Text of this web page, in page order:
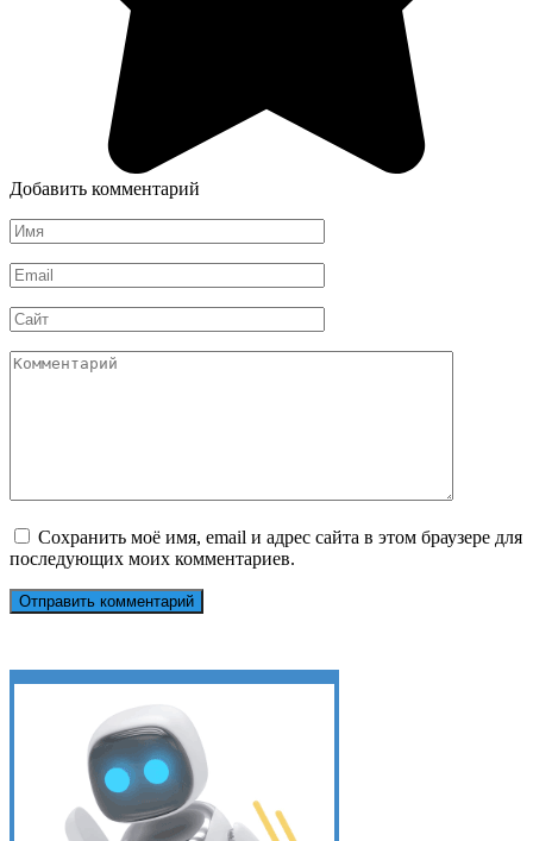
Добавить комментарий
Имя
*
Email
*
Сайт
Комментарий
Сохранить моё имя, email и адрес сайта в этом браузере для
последующих моих комментариев.